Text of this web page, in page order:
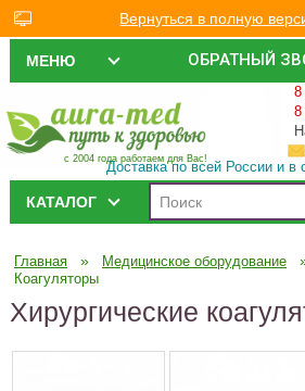
ОБРАТНЫЙ
МЕНЮ
с 2004 года работаем для Вас!
8
8
Доставка по всей России и в
КАТАЛОГ
Главная » Медицинское оборудование
Коагуляторы
Хирургические
Вернуться в полную